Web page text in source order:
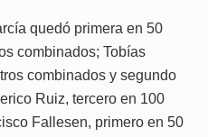
quedó primera en 50
combinados; Tobías
combinados y segundo
Ruiz, tercero en 100
Fallesen, primero en 50